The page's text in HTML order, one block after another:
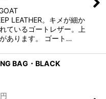
LEATHER。キメが細か
ているゴートレザー。上
あります。 ゴート…
BAG・BLACK
円